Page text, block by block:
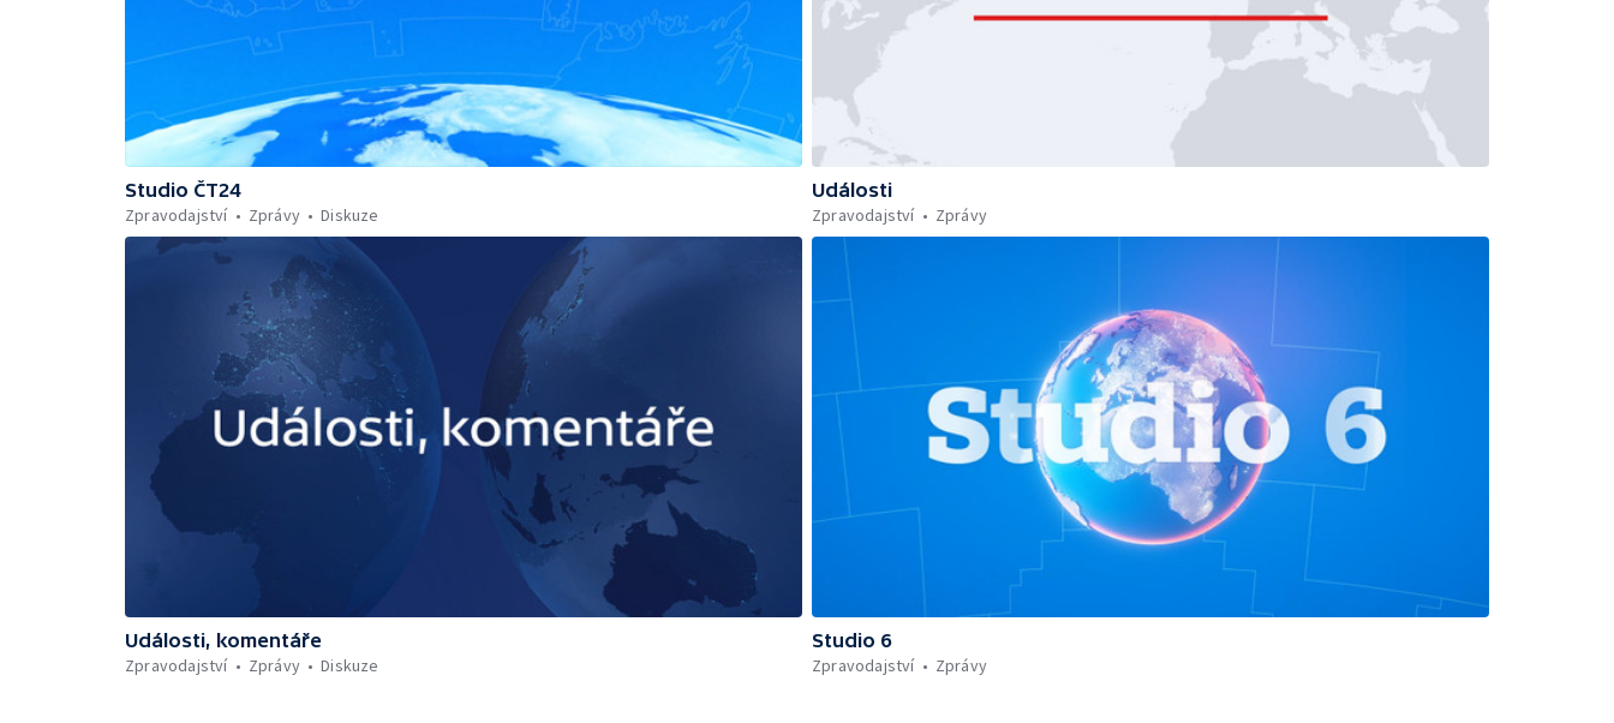
Studio ČT24
Zpravodajství
Zprávy Diskuze
Události
Zpravodajství
Zprávy
Události, komentáře
Zpravodajství
Zprávy Diskuze
Studio 6
Zpravodajství
Zprávy